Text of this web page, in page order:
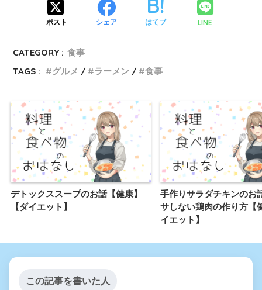
ポスト シェア はてブ LINE
CATEGORY : 食事
TAGS :
グルメ ラーメン 食事
デトックススープのお話【健康】
【ダイエット】
手作りサラダチキンのお
サしない鶏肉の作り方【
イエット】
この記事を書いた人